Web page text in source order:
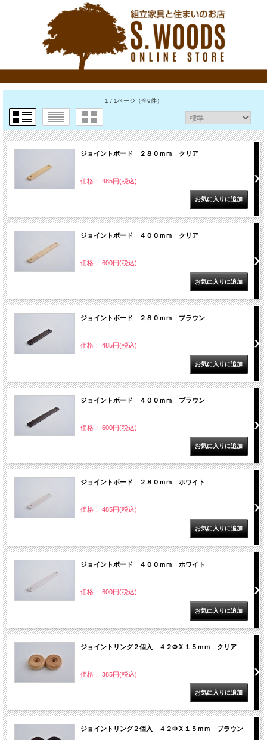
1 / 1ページ （全9件）
ジョイントボード ２８０ｍｍ クリア
価格： 485円(税込)
ジョイントボード ４００ｍｍ クリア
価格： 600円(税込)
ジョイントボード ２８０ｍｍ ブラウン
価格： 485円(税込)
ジョイントボード ４００ｍｍ ブラウン
価格： 600円(税込)
ジョイントボード ２８０ｍｍ ホワイト
価格： 485円(税込)
ジョイントボード ４００ｍｍ ホワイト
価格： 600円(税込)
ジョイントリング２個入 ４２ΦＸ１５ｍｍ クリア
価格： 385円(税込)
ジョイントリング２個入 ４２ΦＸ１５ｍｍ ブラウン